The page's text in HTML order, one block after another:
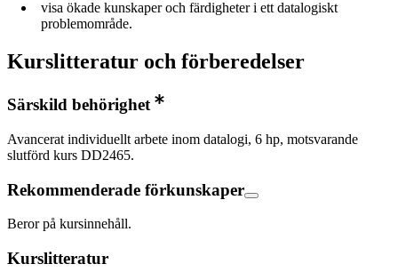
visa ökade kunskaper och färdigheter i ett datalogiskt
problemområde.
Kurslitteratur och förberedelser
Särskild behörighet
Avancerat individuellt arbete inom datalogi, 6 hp, motsvarande
slutförd kurs DD2465.
Rekommenderade förkunskaper
Beror på kursinnehåll.
Kurslitteratur